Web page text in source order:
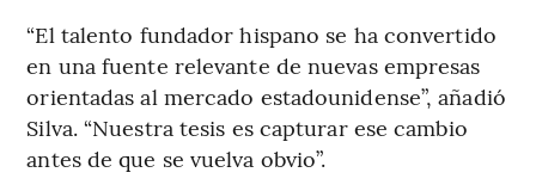
“El talento fundador hispano se ha convertido
en una fuente relevante de nuevas empresas
orientadas al mercado estadounidense”, añadió
Silva. “Nuestra tesis es capturar ese cambio
antes de que se vuelva obvio”.